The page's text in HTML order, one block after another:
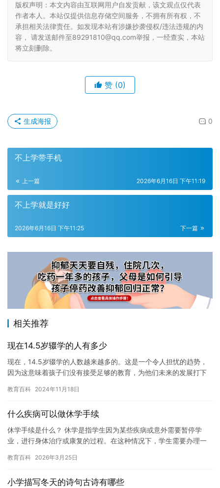
版权声明：本文内容由互联网用户自发贡献，该文观点仅代表
作者本人。本站仅提供信息存储空间服务，不拥有所有权，不
承担相关法律责任。如发现本站有涉嫌抄袭侵权/违法违规的内
容， 请发送邮件至89291810@qq.com举报，一经查实，本站
将立刻删除。
赞 (0)
0
生成海报
不上学带手机
上一篇 2026年6月16日 下午11:19
不上学就是好好
下一篇
2026年6月16日 下午11:25
相关推荐
现在14.5岁辍学的人有多少
现在，14.5岁辍学的人数越来越多的。这是一个令人担忧的趋势，
因为这意味着孩子们没有接受足够的教育，为他们未来的发展打下
教育百科 2024年11月18日
什么疾病可以做休学手续
休学手续是什么？ 休学是指学生因为某些疾病或意外需要暂停学
业，进行身体治疗或康复的过程。在这种情况下，学生需要办理一
教育百科 2026年3月25日
小学描写冬天的诗句古诗有哪些